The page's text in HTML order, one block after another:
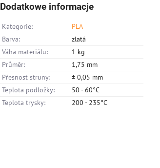
Dodatkowe informacje
Kategorie:
PLA
Barva:
zlatá
Váha materiálu:
1 kg
Průměr:
1,75 mm
Přesnost struny:
± 0,05 mm
Teplota podložky:
50 - 60°C
Teplota trysky:
200 - 235°C